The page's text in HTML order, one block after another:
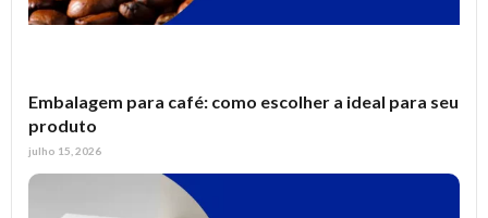
Embalagem para café: como escolher a ideal para seu
produto
julho 15, 2026